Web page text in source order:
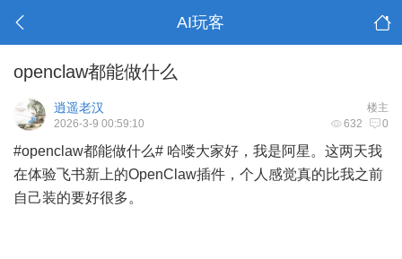
AI玩客
openclaw都能做什么
楼主
逍遥老汉
632 0
2026-3-9 00:59:10
#openclaw都能做什么# 哈喽大家好，我是阿星。这两天我
在体验飞书新上的OpenClaw插件，个人感觉真的比我之前
自己装的要好很多。